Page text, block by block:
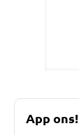
App ons!